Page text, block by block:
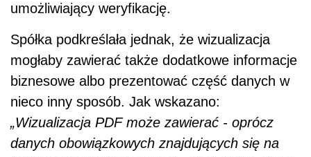
umożliwiający weryfikację.
Spółka podkreślała jednak, że wizualizacja
mogłaby zawierać także dodatkowe informacje
biznesowe albo prezentować część danych w
nieco inny sposób. Jak wskazano:
„Wizualizacja PDF może zawierać - oprócz
danych obowiązkowych znajdujących się na